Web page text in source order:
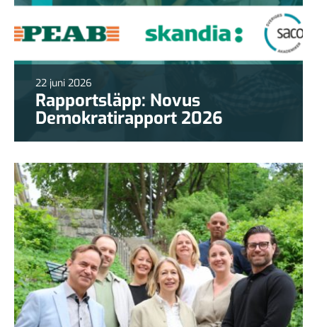
22 juni 2026
Rapportsläpp: Novus
Demokratirapport 2026